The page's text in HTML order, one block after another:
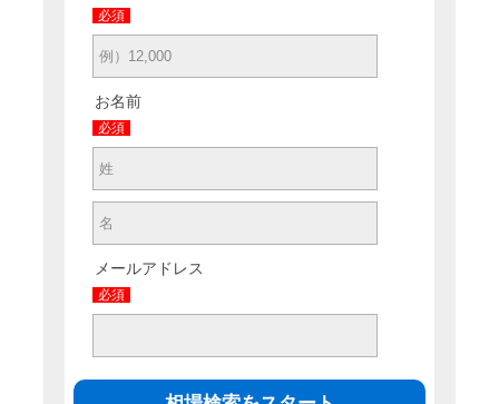
必須
お名前
必須
メールアドレス
必須